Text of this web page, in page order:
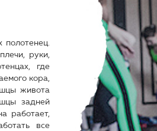
полотенец.
руки,
где
кора,
живота
задней
работает,
все